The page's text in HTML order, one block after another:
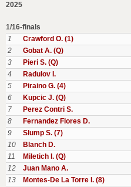
2025
1/16-finals
1
Crawford O. (1)
2
Gobat A. (Q)
3
Pieri S. (Q)
4
Radulov I.
5
Piraino G. (4)
6
Kupcic J. (Q)
7
Perez Contri S.
8
Fernandez Flores D.
9
Slump S. (7)
10
Blanch D.
11
Miletich I. (Q)
12
Juan Mano A.
13
Montes-De La Torre I. (8)